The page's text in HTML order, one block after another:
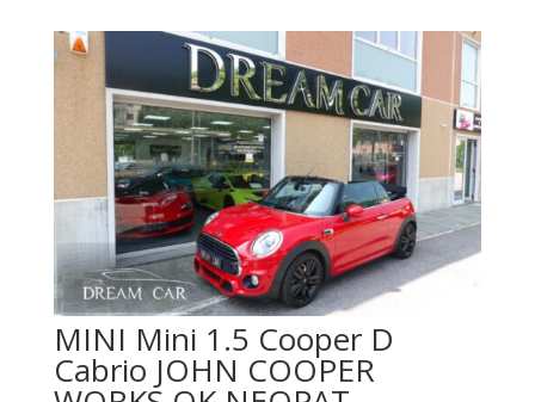
MINI Mini 1.5 Cooper D
Cabrio JOHN COOPER